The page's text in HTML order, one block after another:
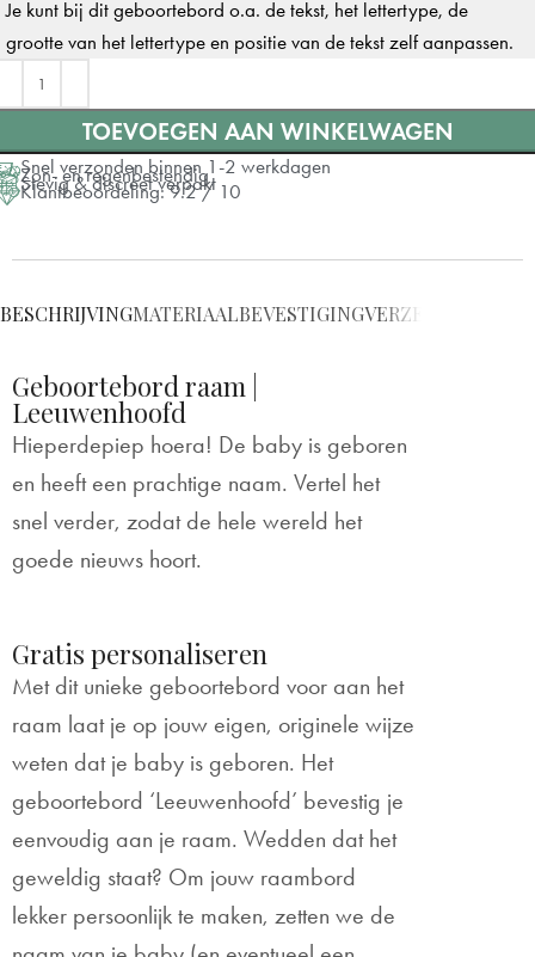
Zuignappen + €7
Je kunt bij dit geboortebord o.a. de tekst, het lettertype, de
grootte van het lettertype en positie van de tekst zelf aanpassen.
TOEVOEGEN AAN WINKELWAGEN
Snel verzonden binnen 1-2 werkdagen
Zon- en regenbestendig
Stevig & discreet verpakt
Klantbeoordeling: 9.2 / 10
BESCHRIJVINGMATERIAALBEVESTIGINGVERZENDING
Geboortebord raam |
Leeuwenhoofd
Hieperdepiep hoera! De baby is geboren
en heeft een prachtige naam. Vertel het
snel verder, zodat de hele wereld het
goede nieuws hoort.
Gratis personaliseren
Met dit unieke geboortebord voor aan het
raam laat je op jouw eigen, originele wijze
weten dat je baby is geboren. Het
geboortebord ‘Leeuwenhoofd’ bevestig je
eenvoudig aan je raam. Wedden dat het
geweldig staat? Om jouw raambord
lekker persoonlijk te maken, zetten we de